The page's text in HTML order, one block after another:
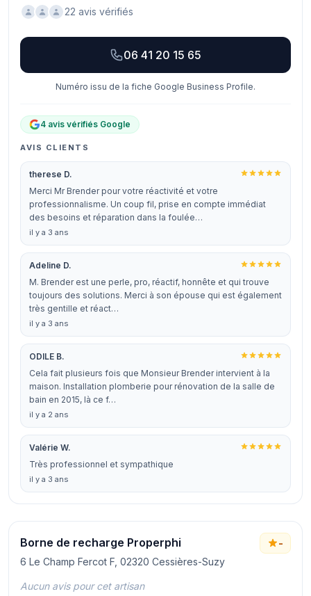
22 avis vérifiés
06 41 20 15 65
Numéro issu de la fiche Google Business Profile.
4 avis vérifiés Google
AVIS CLIENTS
therese D.
Merci Mr Brender pour votre réactivité et votre
professionnalisme. Un coup fil, prise en compte immédiat
des besoins et réparation dans la foulée…
il y a 3 ans
Adeline D.
M. Brender est une perle, pro, réactif, honnête et qui trouve
toujours des solutions. Merci à son épouse qui est également
très gentille et réact…
il y a 3 ans
ODILE B.
Cela fait plusieurs fois que Monsieur Brender intervient à la
maison. Installation plomberie pour rénovation de la salle de
bain en 2015, là ce f…
il y a 2 ans
Valérie W.
Très professionnel et sympathique
il y a 3 ans
Borne de recharge Properphi
6 Le Champ Fercot F, 02320 Cessières-Suzy
-
Aucun avis pour cet artisan